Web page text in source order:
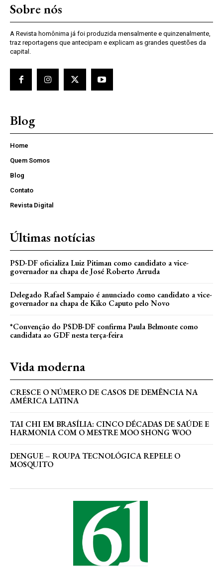
Sobre nós
A Revista homônima já foi produzida mensalmente e quinzenalmente,
traz reportagens que antecipam e explicam as grandes questões da
capital.
Blog
Home
Quem Somos
Blog
Contato
Revista Digital
Últimas notícias
PSD-DF oficializa Luiz Pitiman como candidato a vice-
governador na chapa de José Roberto Arruda
Delegado Rafael Sampaio é anunciado como candidato a vice-
governador na chapa de Kiko Caputo pelo Novo
*Convenção do PSDB-DF confirma Paula Belmonte como
candidata ao GDF nesta terça-feira
Vida moderna
CRESCE O NÚMERO DE CASOS DE DEMÊNCIA NA
AMÉRICA LATINA
TAI CHI EM BRASÍLIA: CINCO DÉCADAS DE SAÚDE E
HARMONIA COM O MESTRE MOO SHONG WOO
DENGUE – ROUPA TECNOLÓGICA REPELE O
MOSQUITO